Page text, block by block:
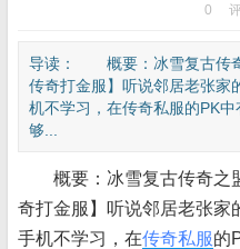
0
导读： 概要：冰雪复古传奇
传奇打金服】听说邻居老张家
机不学习，在传奇私服的PK
够...
概要：冰雪复古传奇之
奇打金服】听说邻居老张家
手机不学习，在传奇私服的